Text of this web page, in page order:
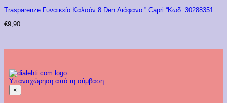
Trasparenze Γυναικείο Καλσόν 8 Den Διάφανο ” Capri “Κωδ. 30288351
€9,90
Υπαναχώρηση από τη σύμβαση
×